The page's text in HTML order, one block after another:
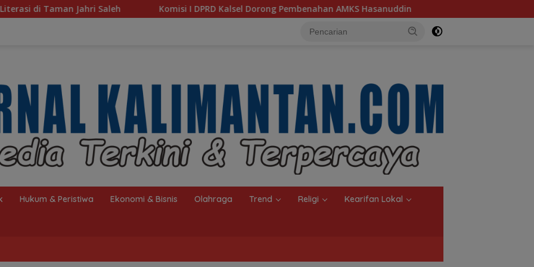
Komisi I DPRD Kalsel Dorong Pembenahan AMKS Hasanuddin Ketua TP PKK Kalsel, Dorong Kreasi Olahan
Hukum & Peristiwa Ekonomi & Bisnis Olahraga Trend Religi Kearifan Lokal